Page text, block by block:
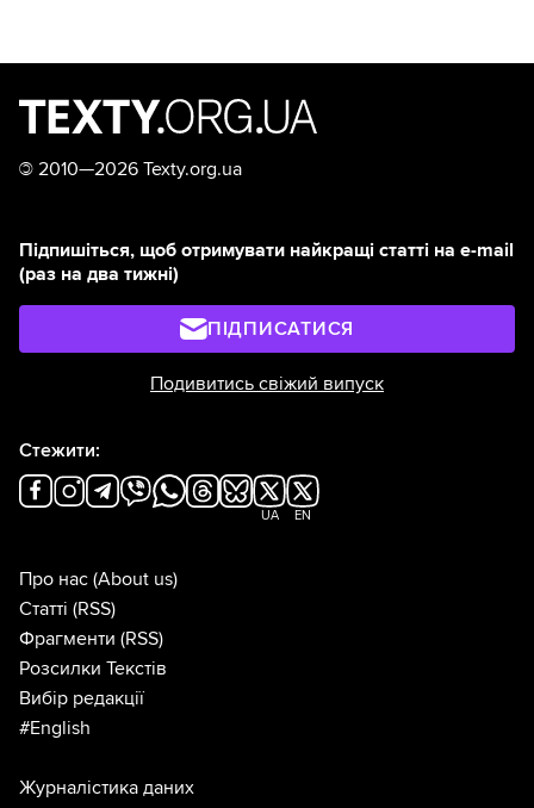
© 2010—2026 Texty.org.ua
Підпишіться, щоб отримувати найкращі статті на e-mail
(раз на два тижні)
ПІДПИСАТИСЯ
Подивитись свіжий випуск
Стежити:
UA EN
Про нас (About us)
Статті (RSS)
Фрагменти (RSS)
Розсилки Текстів
Вибір редакції
#English
Журналістика даних